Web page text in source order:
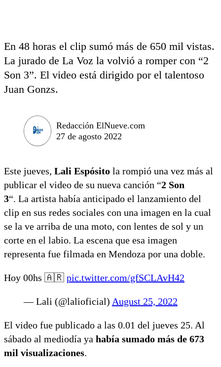
En 48 horas el clip sumó más de 650 mil vistas.
La jurado de La Voz la volvió a romper con “2
Son 3”. El video está dirigido por el talentoso
Juan Gonzs.
Redacción ElNueve.com
27 de agosto 2022
Este jueves, Lali Espósito la rompió una vez más al
publicar el video de su nueva canción “2 Son
3“. La artista había anticipado el lanzamiento del
clip en sus redes sociales con una imagen en la cual
se la ve arriba de una moto, con lentes de sol y un
corte en el labio. La escena que esa imagen
representa fue filmada en Mendoza por una doble.
Hoy 00hs 🇦🇷 pic.twitter.com/gfSCLAvH42
— Lali (@lalioficial) August 25, 2022
El video fue publicado a las 0.01 del jueves 25. Al
sábado al mediodía ya había sumado más de 673
mil visualizaciones.